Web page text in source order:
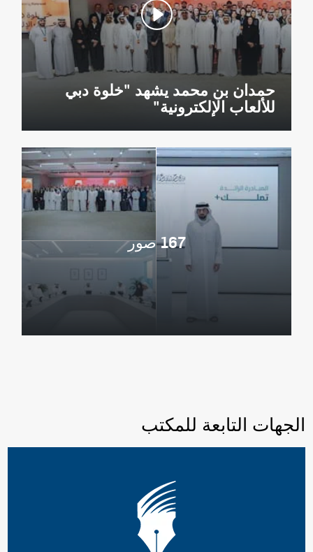
حمدان بن محمد يشهد "خلوة دبي
للألعاب الإلكترونية"
167 صور
الجهات التابعة للمكتب